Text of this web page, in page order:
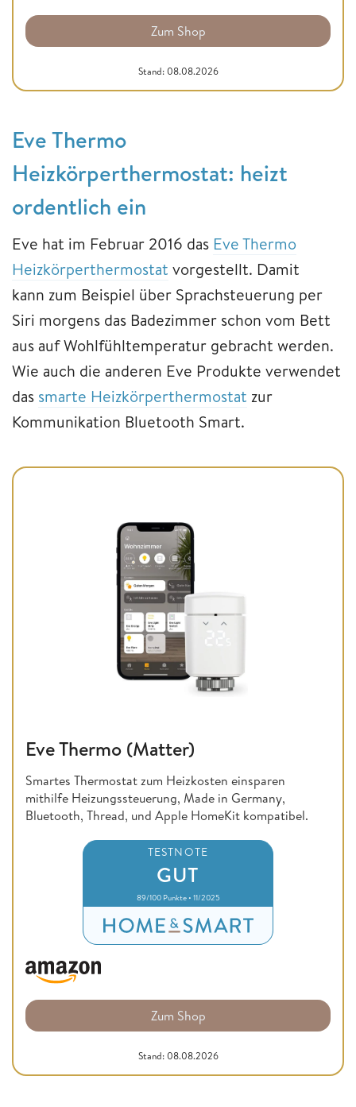
Zum Shop
Stand: 08.08.2026
Eve Thermo
Heizkörperthermostat: heizt
ordentlich ein
Eve hat im Februar 2016 das Eve Thermo
Heizkörperthermostat vorgestellt. Damit
kann zum Beispiel über Sprachsteuerung per
Siri morgens das Badezimmer schon vom Bett
aus auf Wohlfühltemperatur gebracht werden.
Wie auch die anderen Eve Produkte verwendet
das smarte Heizkörperthermostat zur
Kommunikation Bluetooth Smart.
Eve Thermo (Matter)
Smartes Thermostat zum Heizkosten einsparen
mithilfe Heizungssteuerung, Made in Germany,
Bluetooth, Thread, und Apple HomeKit kompatibel.
TESTNOTE
GUT
89/100 Punkte • 11/2025
Zum Shop
Stand: 08.08.2026